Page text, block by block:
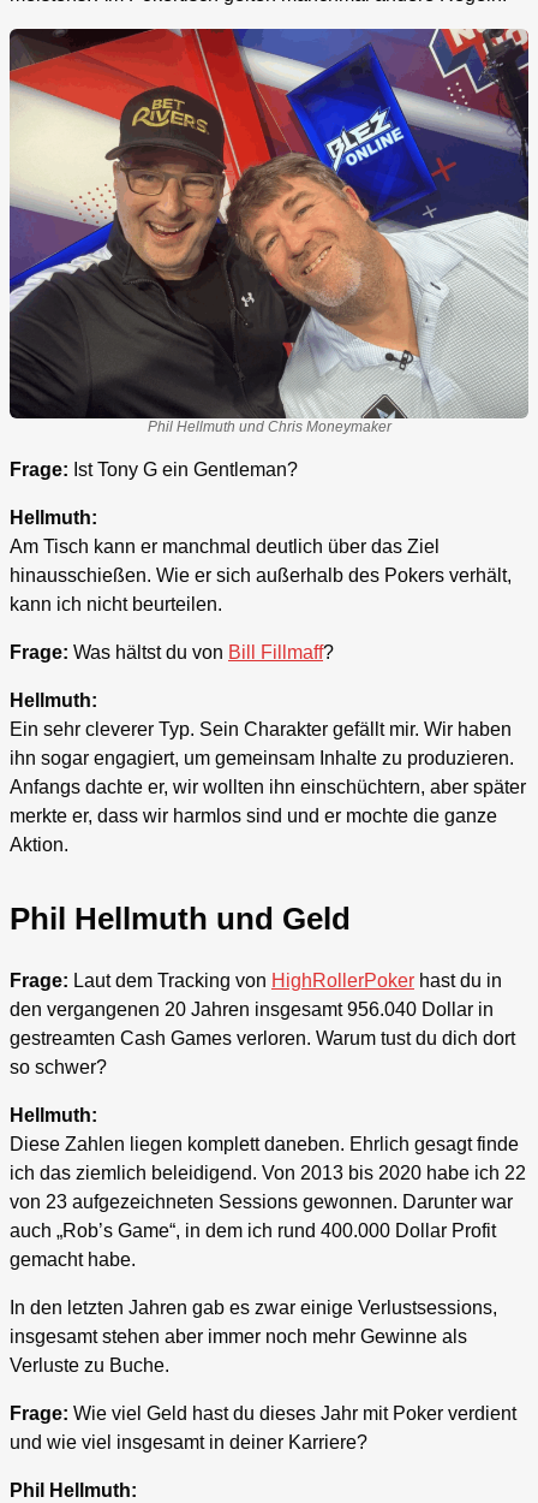
Phil Hellmuth und Chris Moneymaker
Frage: Ist Tony G ein Gentleman?
Hellmuth:
Am Tisch kann er manchmal deutlich über das Ziel
hinausschießen. Wie er sich außerhalb des Pokers verhält,
kann ich nicht beurteilen.
Frage: Was hältst du von Bill Fillmaff?
Hellmuth:
Ein sehr cleverer Typ. Sein Charakter gefällt mir. Wir haben
ihn sogar engagiert, um gemeinsam Inhalte zu produzieren.
Anfangs dachte er, wir wollten ihn einschüchtern, aber später
merkte er, dass wir harmlos sind und er mochte die ganze
Aktion.
Phil Hellmuth und Geld
Frage: Laut dem Tracking von HighRollerPoker hast du in
den vergangenen 20 Jahren insgesamt 956.040 Dollar in
gestreamten Cash Games verloren. Warum tust du dich dort
so schwer?
Hellmuth:
Diese Zahlen liegen komplett daneben. Ehrlich gesagt finde
ich das ziemlich beleidigend. Von 2013 bis 2020 habe ich 22
von 23 aufgezeichneten Sessions gewonnen. Darunter war
auch „Rob’s Game“, in dem ich rund 400.000 Dollar Profit
gemacht habe.
In den letzten Jahren gab es zwar einige Verlustsessions,
insgesamt stehen aber immer noch mehr Gewinne als
Verluste zu Buche.
Frage: Wie viel Geld hast du dieses Jahr mit Poker verdient
und wie viel insgesamt in deiner Karriere?
Phil Hellmuth: